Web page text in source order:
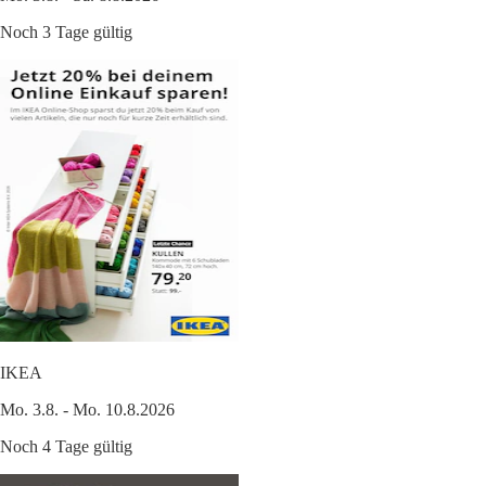
Noch 3 Tage gültig
IKEA
Mo. 3.8. - Mo. 10.8.2026
Noch 4 Tage gültig